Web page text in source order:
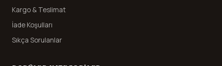
Kargo & Teslimat
İade Koşulları
Sıkça Sorulanlar